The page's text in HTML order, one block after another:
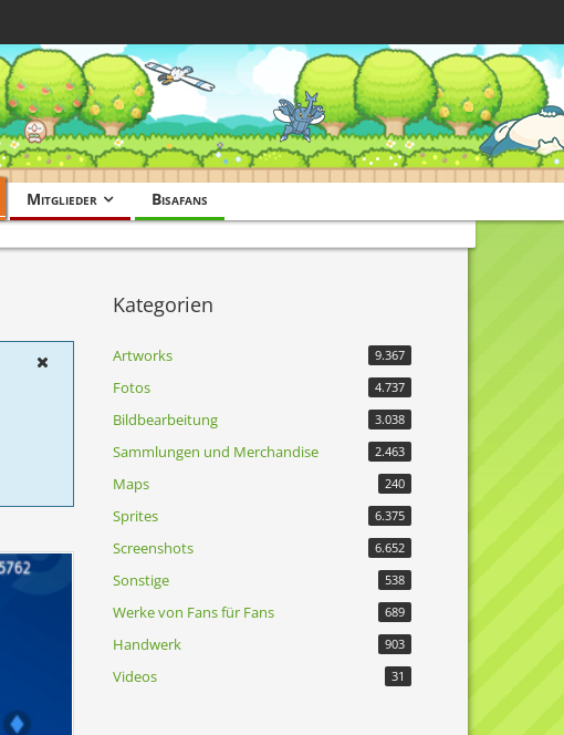
Mitglieder Bisafans
Kategorien
Artworks 9.367
Fotos 4.737
Bildbearbeitung 3.038
Sammlungen und Merchandise 2.463
Maps 240
Sprites 6.375
Screenshots 6.652
Sonstige 538
Werke von Fans für Fans 689
Handwerk 903
Videos 31